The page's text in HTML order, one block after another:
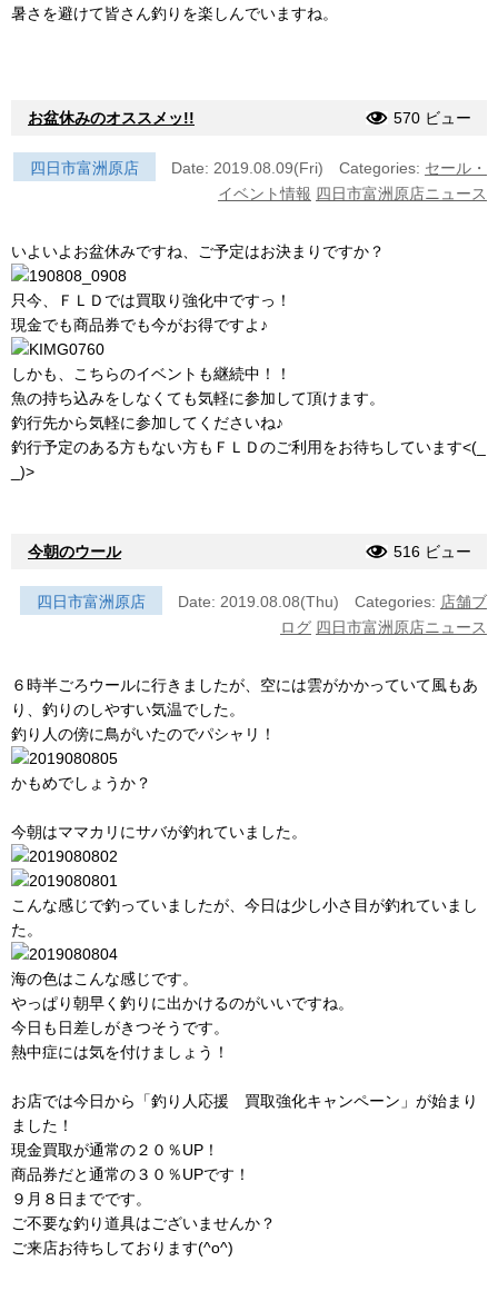
暑さを避けて皆さん釣りを楽しんでいますね。
お盆休みのオススメッ!! 570 ビュー
四日市富洲原店 Date: 2019.08.09(Fri) Categories: セール・
イベント情報 四日市富洲原店ニュース
いよいよお盆休みですね、ご予定はお決まりですか？
只今、ＦＬＤでは買取り強化中ですっ！
現金でも商品券でも今がお得ですよ♪
しかも、こちらのイベントも継続中！！
魚の持ち込みをしなくても気軽に参加して頂けます。
釣行先から気軽に参加してくださいね♪
釣行予定のある方もない方もＦＬＤのご利用をお待ちしています<(_
_)>
今朝のウール 516 ビュー
四日市富洲原店 Date: 2019.08.08(Thu) Categories: 店舗ブ
ログ 四日市富洲原店ニュース
６時半ごろウールに行きましたが、空には雲がかかっていて風もあ
り、釣りのしやすい気温でした。
釣り人の傍に鳥がいたのでパシャリ！
かもめでしょうか？
今朝はママカリにサバが釣れていました。
こんな感じで釣っていましたが、今日は少し小さ目が釣れていまし
た。
海の色はこんな感じです。
やっぱり朝早く釣りに出かけるのがいいですね。
今日も日差しがきつそうです。
熱中症には気を付けましょう！
お店では今日から「釣り人応援 買取強化キャンペーン」が始まり
ました！
現金買取が通常の２０％UP！
商品券だと通常の３０％UPです！
９月８日までです。
ご不要な釣り道具はございませんか？
ご来店お待ちしております(^o^)